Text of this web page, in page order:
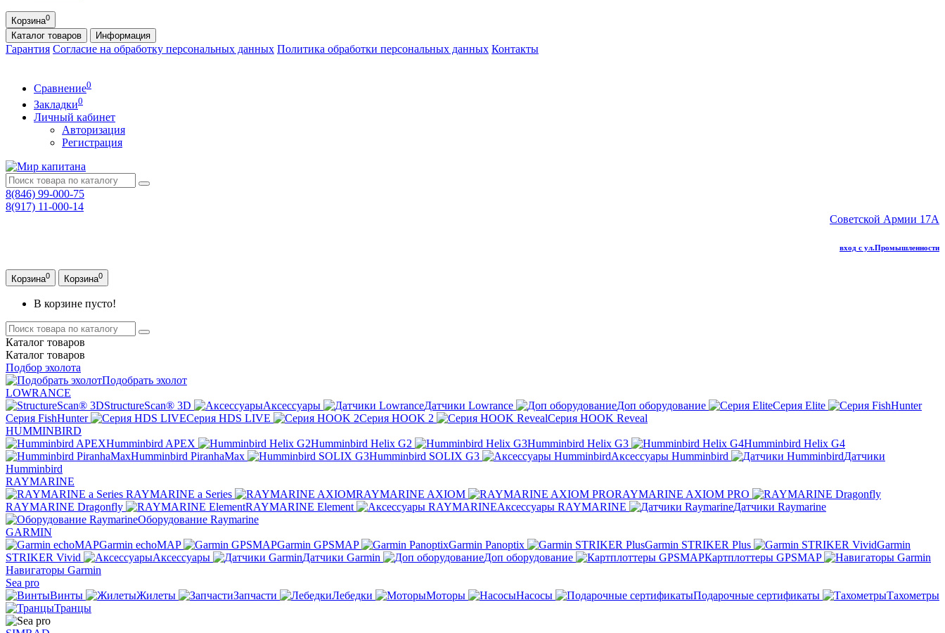
Корзина0
Каталог товаров Информация
Гарантия Согласие на обработку персональных данных Политика обработки персональных данных Контакты
Сравнение0
Закладки0
Личный кабинет
Авторизация
Регистрация
8(846) 99-000-75
8(917) 11-000-14
Советской Армии 17А
вход с ул.Промышленности
Корзина0 Корзина0
В корзине пусто!
Каталог товаров
Каталог товаров
Подбор эхолота
Подобрать эхолот
LOWRANCE
StructureScan® 3D
Аксессуары Датчики Lowrance Доп оборудование
Серия Elite
Серия FishHunter
Серия HDS LIVE Серия HOOK 2
Серия HOOK Reveal
HUMMINBIRD
Humminbird APEX
Humminbird Helix G2 Humminbird Helix G3
Humminbird Helix G4
Humminbird PiranhaMax
Humminbird SOLIX G3 Аксессуары Humminbird
Датчики
Humminbird
RAYMARINE
RAYMARINE a Series
RAYMARINE AXIOM
RAYMARINE AXIOM PRO
RAYMARINE Dragonfly
RAYMARINE Element Аксессуары RAYMARINE
Датчики Raymarine
Оборудование Raymarine
GARMIN
Garmin echoMAP
Garmin GPSMAP Garmin Panoptix Garmin STRIKER Plus
Garmin
STRIKER Vivid
Аксессуары Датчики Garmin Доп оборудование
Картплоттеры GPSMAP
Навигаторы Garmin
Sea pro
Винты
Жилеты Запчасти Лебедки Моторы Насосы Подарочные сертификаты
Тахометры
Транцы